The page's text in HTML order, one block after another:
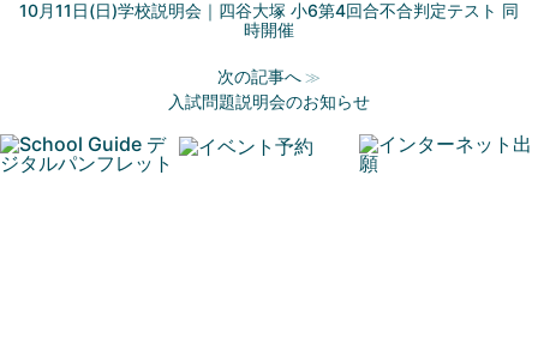
10月11日(日)学校説明会｜四谷大塚 小6第4回合不合判定テスト 同
時開催
次の記事へ ≫
入試問題説明会のお知らせ